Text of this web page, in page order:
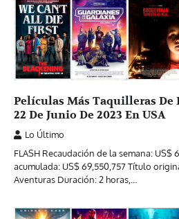
Películas Más Taquilleras De
22 De Junio De 2023 En USA
Lo Último
FLASH Recaudación de la semana: US$
acumulada: US$ 69,550,757 Título
Aventuras Duración: 2 horas,…